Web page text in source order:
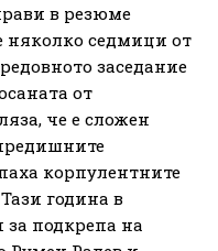
в резюме
няколко седмици от
заседание
от
че е сложен
корпулентните
година в
подкрепа на